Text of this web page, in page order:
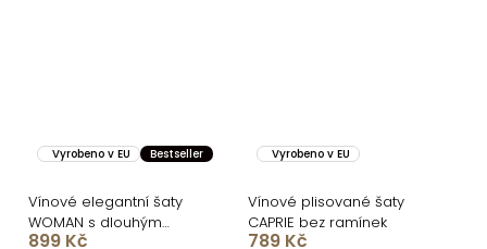
Vyrobeno v EU Bestseller
Vínové elegantní šaty
WOMAN s dlouhým
rukávem
899 Kč
Vyrobeno v EU
Vínové plisované šaty
CAPRIE bez ramínek
789 Kč